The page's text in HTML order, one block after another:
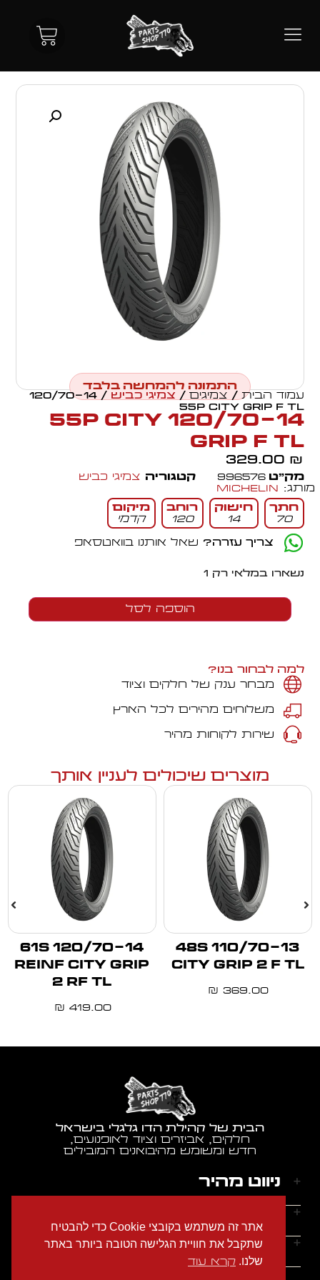
התמונה להמחשה בלבד
עמוד הבית/ צמיגים / צמיגי כביש
/ 120/70-14
55P CITY GRIP F TL
120/70-14 55P CITY
GRIP F TL
329.00 ₪
מק״ט996576 קטגוריה צמיגי כביש
מותג: Michelin
חתך
70
חישוק
14
רוחב
120
מיקום
קדמי
צריך עזרה? שאל אותנו בוואטסאפ
נשארו במלאי רק 1
הוספה לסל
למה לבחור בנו?
מבחר ענק של חלקים וציוד
משלוחים מהירים לכל הארץ
שירות לקוחות מהיר
מוצרים שיכולים לעניין אותך
110/70-13 48S
CITY GRIP 2 F TL
369.00
₪
120/70-14 61S
REINF CITY GRIP
2 RF TL
419.00
₪
הבית של קהילת הדו גלגלי בישראל
חלקים, אביזרים וציוד לאופנועים,
חדש ומשומש מהיבואנים המובילים
ניווט מהיר
דף הבית
אודותינו
הצהרת נגישות
מדיניות הפרטיות
ראשון - חמישי: 9:00-18:00
יצירת קשר
אתר זה משתמש בקובצי Cookie כדי להבטיח
שתקבל את חוויית הגלישה הטובה ביותר באתר
שלנו. קרא עוד